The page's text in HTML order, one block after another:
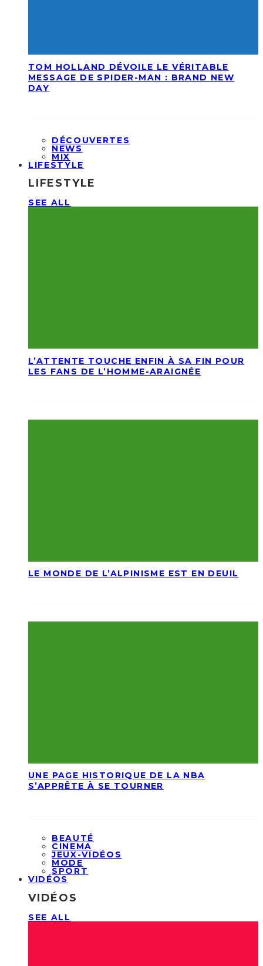
TOM HOLLAND DÉVOILE LE VÉRITABLE
MESSAGE DE SPIDER-MAN : BRAND NEW
DAY
DÉCOUVERTES
NEWS
MIX
LIFESTYLE
LIFESTYLE
SEE ALL
L’ATTENTE TOUCHE ENFIN À SA FIN POUR
LES FANS DE L’HOMME-ARAIGNÉE
LE MONDE DE L’ALPINISME EST EN DEUIL
UNE PAGE HISTORIQUE DE LA NBA
S’APPRÊTE À SE TOURNER
BEAUTÉ
CINEMA
JEUX-VIDÉOS
MODE
SPORT
VIDÉOS
VIDÉOS
SEE ALL